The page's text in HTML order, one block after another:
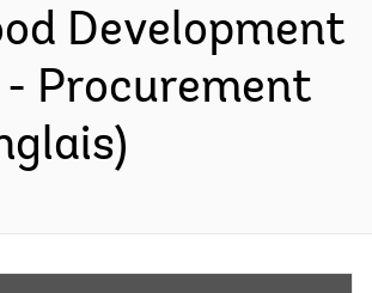
Development
Procurement